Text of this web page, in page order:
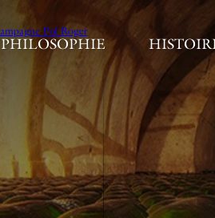
PHILOSOPHIE